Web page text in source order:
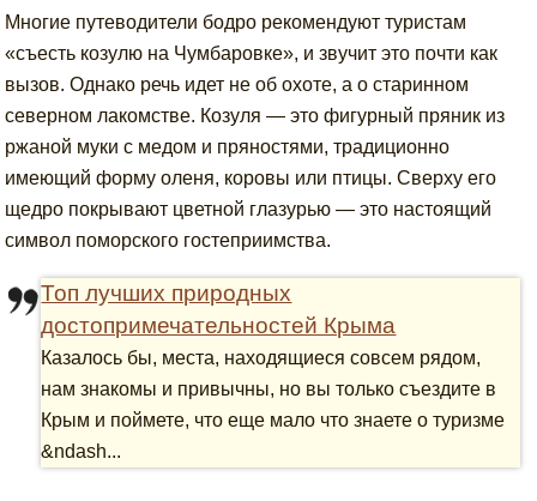
Многие путеводители бодро рекомендуют туристам
«съесть козулю на Чумбаровке», и звучит это почти как
вызов. Однако речь идет не об охоте, а о старинном
северном лакомстве. Козуля — это фигурный пряник из
ржаной муки с медом и пряностями, традиционно
имеющий форму оленя, коровы или птицы. Сверху его
щедро покрывают цветной глазурью — это настоящий
символ поморского гостеприимства.
Топ лучших природных
достопримечательностей Крыма
Казалось бы, места, находящиеся совсем рядом,
нам знакомы и привычны, но вы только съездите в
Крым и поймете, что еще мало что знаете о туризме
&ndash...